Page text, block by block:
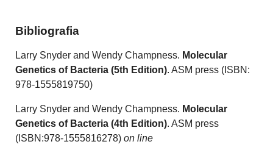
Bibliografia
Larry Snyder and Wendy Champness. Molecular
Genetics of Bacteria (5th Edition). ASM press (ISBN:
978-1555819750)
Larry Snyder and Wendy Champness. Molecular
Genetics of Bacteria (4th Edition). ASM press
(ISBN:978-1555816278)on line